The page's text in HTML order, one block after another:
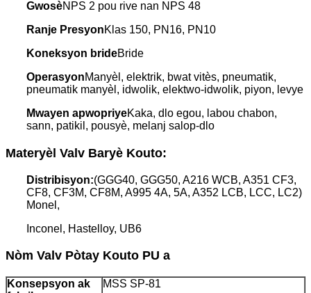
GwosèNPS 2 pou rive nan NPS 48
Ranje PresyonKlas 150, PN16, PN10
Koneksyon brideBride
OperasyonManyèl, elektrik, bwat vitès, pneumatik,
pneumatik manyèl, idwolik, elektwo-idwolik, piyon, levye
Mwayen apwopriyeKaka, dlo egou, labou chabon,
sann, patikil, pousyè, melanj salop-dlo
Materyèl Valv Baryè Kouto:
Distribisyon:(GGG40, GGG50, A216 WCB, A351 CF3,
CF8, CF3M, CF8M, A995 4A, 5A, A352 LCB, LCC, LC2)
Monel,
Inconel, Hastelloy, UB6
Nòm Valv Pòtay Kouto PU a
Konsepsyon ak
MSS SP-81